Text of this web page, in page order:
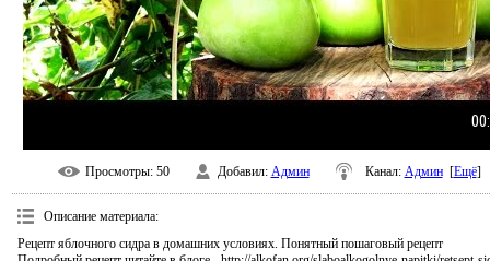
Просмотры: 50 Добавил: Админ Канал: Админ [Ещё]
Описание материала:
Рецепт яблочного сидра в домашних условиях. Понятный пошаговый рецепт